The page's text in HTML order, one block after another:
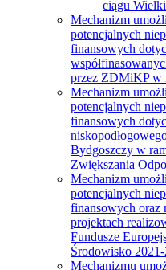
ciągu
Mechanizm
potencjalnych
finansowych
przez ZDMiKP w
Mechanizm
potencjalnych
finansowych
Bydgoszczy w
Zwiększania
Mechanizm
potencjalnych
finansowych oraz
projektach
Fundusze
Środowisko
Mechanizmu